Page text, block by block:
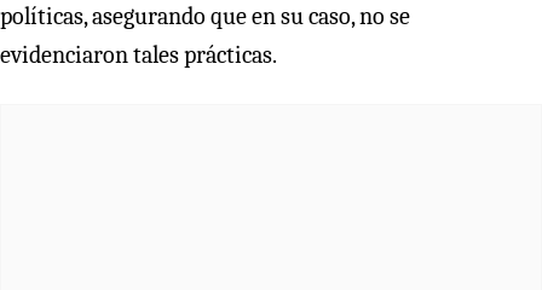
políticas, asegurando que en su caso, no se
evidenciaron tales prácticas.